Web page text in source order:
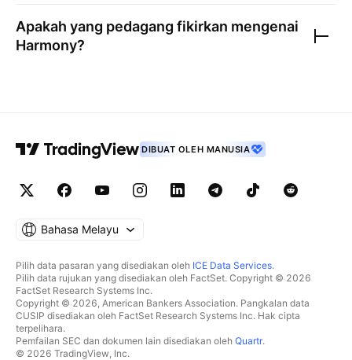
Apakah yang pedagang fikirkan mengenai
Harmony?
DIBUAT OLEH MANUSIA
Bahasa Melayu
Pilih data pasaran yang disediakan oleh ICE Data Services.
Pilih data rujukan yang disediakan oleh FactSet. Copyright © 2026
FactSet Research Systems Inc.
Copyright © 2026, American Bankers Association. Pangkalan data
CUSIP disediakan oleh FactSet Research Systems Inc. Hak cipta
terpelihara.
Pemfailan SEC dan dokumen lain disediakan oleh Quartr.
© 2026 TradingView, Inc.